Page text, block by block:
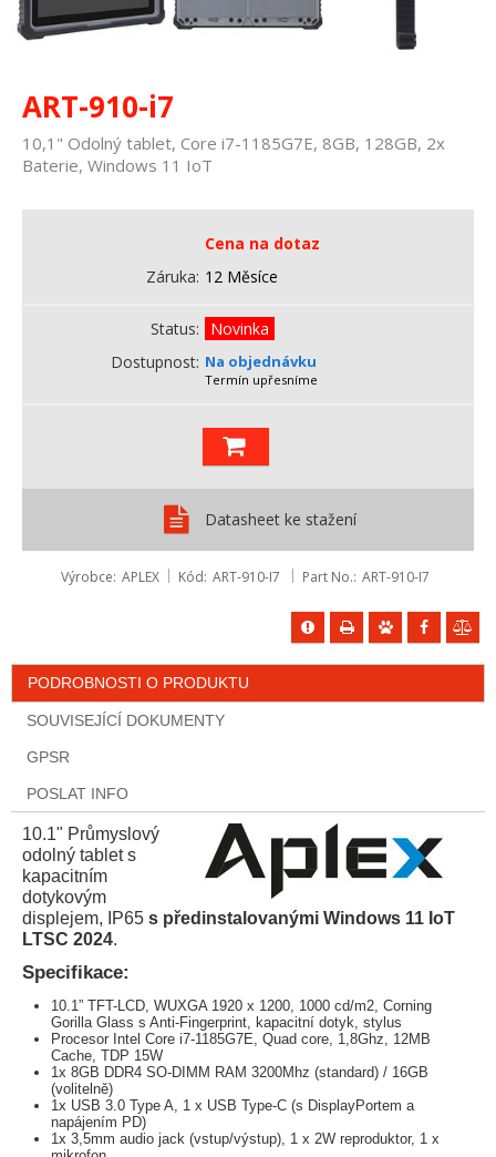
ART-910-i7
10,1" Odolný tablet, Core i7-1185G7E, 8GB, 128GB, 2x
Baterie, Windows 11 IoT
Cena na dotaz
Záruka 12 Měsíce
Status
Novinka
Dostupnost Na objednávku
Termín upřesníme
Datasheet ke stažení
Výrobce APLEX Kód ART-910-I7 Part No. ART-910-I7
PODROBNOSTI O PRODUKTU
SOUVISEJÍCÍ DOKUMENTY
GPSR
POSLAT INFO
10.1" Průmyslový
odolný tablet s
kapacitním
dotykovým
displejem, IP65 s předinstalovanými Windows 11 IoT
LTSC 2024.
Specifikace:
10.1” TFT-LCD, WUXGA 1920 x 1200, 1000 cd/m2, Corning
Gorilla Glass s Anti-Fingerprint, kapacitní dotyk, stylus
Procesor Intel Core i7-1185G7E, Quad core, 1,8Ghz, 12MB
Cache, TDP 15W
1x 8GB DDR4 SO-DIMM RAM 3200Mhz (standard) / 16GB
(volitelně)
1x USB 3.0 Type A, 1 x USB Type-C (s DisplayPortem a
napájením PD)
1x 3,5mm audio jack (vstup/výstup), 1 x 2W reproduktor, 1 x